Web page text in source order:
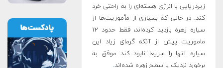
زیردریایی با انرژی هسته‌ای را به راحتی خرد
کند. در حالی که بسیاری از مأموریت‌ها از
سیاره زهره بازدید کرده‌اند، فقط حدود ۱۲
ماموریت پیش از آنکه گرمای زیاد این
سیاره آنها را سریعا نابود کند موفق به
برخورد نزدیک با سطح زهره شده‌اند.